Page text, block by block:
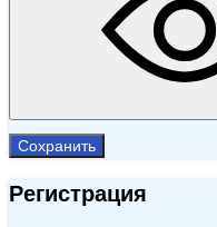
Сохранить
Регистрация